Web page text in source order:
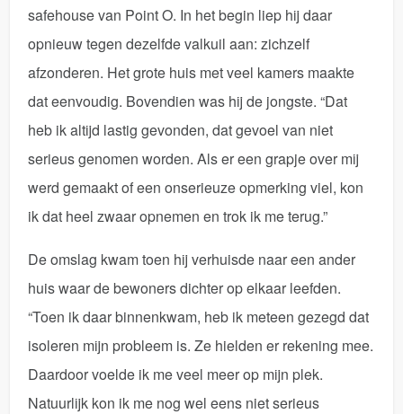
safehouse van Point O. In het begin liep hij daar
opnieuw tegen dezelfde valkuil aan: zichzelf
afzonderen. Het grote huis met veel kamers maakte
dat eenvoudig. Bovendien was hij de jongste. “Dat
heb ik altijd lastig gevonden, dat gevoel van niet
serieus genomen worden. Als er een grapje over mij
werd gemaakt of een onserieuze opmerking viel, kon
ik dat heel zwaar opnemen en trok ik me terug.”
De omslag kwam toen hij verhuisde naar een ander
huis waar de bewoners dichter op elkaar leefden.
“Toen ik daar binnenkwam, heb ik meteen gezegd dat
isoleren mijn probleem is. Ze hielden er rekening mee.
Daardoor voelde ik me veel meer op mijn plek.
Natuurlijk kon ik me nog wel eens niet serieus